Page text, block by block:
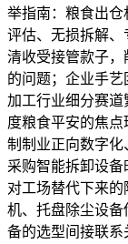
举指南：粮食出仓
评估、无损拆解
清收受接管款子，
的问题；企业手
加工行业细分赛道
度粮食平安的焦
制制业正向数字
采购智能拆卸设
对工场替代下来
机、托盘除尘设
备的选型间接联